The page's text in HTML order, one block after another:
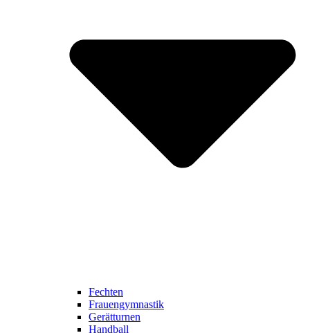
Fechten
Frauengymnastik
Gerätturnen
Handball